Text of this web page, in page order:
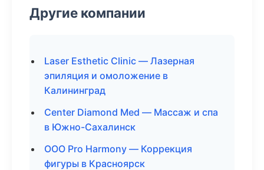
Другие компании
Laser Esthetic Clinic — Лазерная
эпиляция и омоложение в
Калининград
Center Diamond Med — Массаж и спа
в Южно-Сахалинск
ООО Pro Harmony — Коррекция
фигуры в Красноярск